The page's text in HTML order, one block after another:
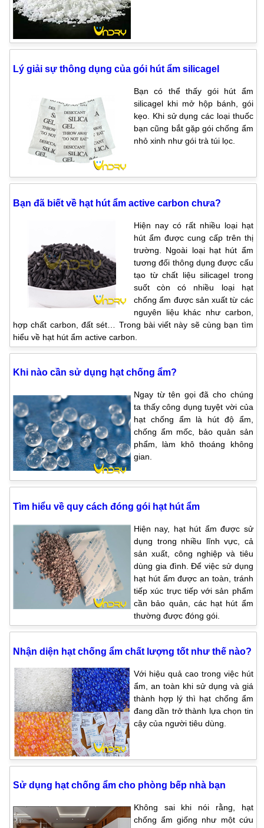
Lý giải sự thông dụng của gói hút ẩm silicagel
Bạn có thể thấy gói hút ẩm
silicagel khi mở hộp bánh, gói
kẹo. Khi sử dụng các loại thuốc
bạn cũng bắt gặp gói chống ẩm
nhỏ xinh như gói trà túi lọc.
Bạn đã biết về hạt hút ẩm active carbon chưa?
Hiện nay có rất nhiều loại hạt
hút ẩm được cung cấp trên thị
trường. Ngoài loại hạt hút ẩm
tương đối thông dụng được cấu
tạo từ chất liệu silicagel trong
suốt còn có nhiều loại hạt
chống ẩm được sản xuất từ các
nguyên liệu khác như carbon,
hợp chất carbon, đất sét… Trong bài viết này sẽ cùng bạn tìm
hiểu về hạt hút ẩm active carbon.
Khi nào cần sử dụng hạt chống ẩm?
Ngay từ tên gọi đã cho chúng
ta thấy công dụng tuyệt vời của
hạt chống ẩm là hút độ ẩm,
chống ẩm mốc, bảo quản sản
phẩm, làm khô thoáng không
gian.
Tìm hiểu về quy cách đóng gói hạt hút ẩm
Hiện nay, hạt hút ẩm được sử
dụng trong nhiều lĩnh vực, cả
sản xuất, công nghiệp và tiêu
dùng gia đình. Để việc sử dụng
hạt hút ẩm được an toàn, tránh
tiếp xúc trực tiếp với sản phẩm
cần bảo quản, các hạt hút ẩm
thường được đóng gói.
Nhận diện hạt chống ẩm chất lượng tốt như thế nào?
Với hiệu quả cao trong việc hút
ẩm, an toàn khi sử dụng và giá
thành hợp lý thì hạt chống ẩm
đang dần trở thành lựa chọn tin
cậy của người tiêu dùng.
Sử dụng hạt chống ẩm cho phòng bếp nhà bạn
Không sai khi nói rằng, hạt
chống ẩm giống như một cứu